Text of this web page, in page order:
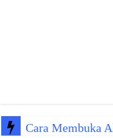
Cara Membuka